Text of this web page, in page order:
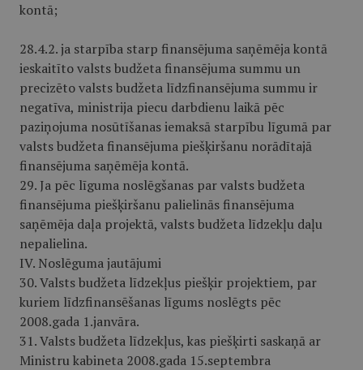
kontā;
28.4.2. ja starpība starp finansējuma saņēmēja kontā
ieskaitīto valsts budžeta finansējuma summu un
precizēto valsts budžeta līdzfinansējuma summu ir
negatīva, ministrija piecu darbdienu laikā pēc
paziņojuma nosūtīšanas iemaksā starpību līgumā par
valsts budžeta finansējuma piešķiršanu norādītajā
finansējuma saņēmēja kontā.
29. Ja pēc līguma noslēgšanas par valsts budžeta
finansējuma piešķiršanu palielinās finansējuma
saņēmēja daļa projektā, valsts budžeta līdzekļu daļu
nepalielina.
IV. Noslēguma jautājumi
30. Valsts budžeta līdzekļus piešķir projektiem, par
kuriem līdzfinansēšanas līgums noslēgts pēc
2008.gada 1.janvāra.
31. Valsts budžeta līdzekļus, kas piešķirti saskaņā ar
Ministru kabineta 2008.gada 15.septembra